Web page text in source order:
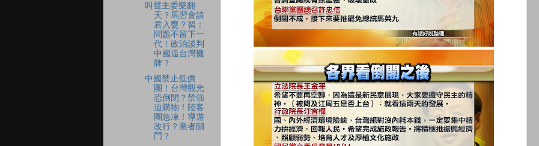
叫聲主委樂翻
天？馬習會請
君入甕？習：
問題不留下一
代！政治談判
中國逼台灣攤
牌？
中國禁止低價
團！台灣觀光
恐倒閉？禁強
迫購物！陸客
團急凍！導遊
改行？業者關
門？